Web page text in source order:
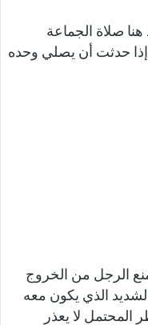
صلاة الجماعة
حدثت أن يصلي وحده
الرجل من الخروج
الذي يكون معه
لا يعذر